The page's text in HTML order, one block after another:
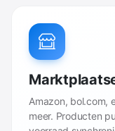
Amazon, bol.com,
meer. Producten